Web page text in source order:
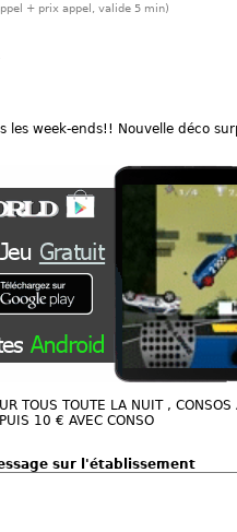
+ prix appel, valide 5 min)
les week-ends!! Nouvelle déco
TOUS TOUTE LA NUIT ,
10 € AVEC CONSO
sur l'établissement